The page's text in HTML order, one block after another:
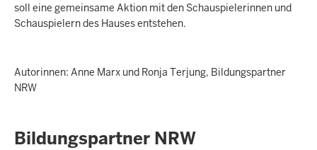
soll eine gemeinsame Aktion mit den Schauspielerinnen und
Schauspielern des Hauses entstehen.
Autorinnen: Anne Marx und Ronja Terjung, Bildungspartner
NRW
Bildungspartner NRW